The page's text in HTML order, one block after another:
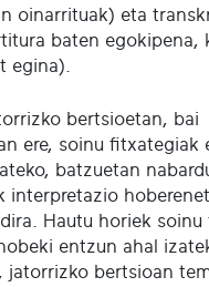
oinarrituak) eta
baten egokipena,
egina).
bertsioetan, bai
ere, soinu fitxategiak
batzuetan
interpretazio
Hautu horiek
entzun ahal
jatorrizko bertsioan